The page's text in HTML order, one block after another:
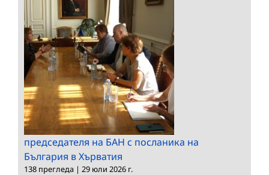
председателя на БАН с посланика на
България в Хърватия
138 прегледа | 29 юли 2026 г.